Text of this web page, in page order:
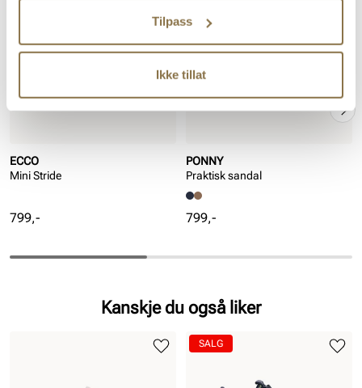
Tilpass
Ikke tillat
ECCO
Mini Stride
Pris
799,-
PONNY
Praktisk sandal
Pris
799,-
Kanskje du også liker
SALG